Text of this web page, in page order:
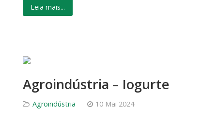
Leia mais...
Agroindústria – Iogurte
Agroindústria 10 Mai 2024